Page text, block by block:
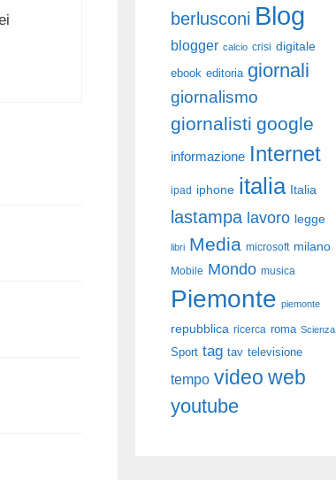
berlusconi Blog
blogger calcio crisi digitale
ebook editoria giornali
giornalismo
giornalisti google
informazione Internet
ipad iphone italia Italia
lastampa lavoro legge
libri Media microsoft milano
Mobile Mondo musica
Piemonte piemonte
repubblica ricerca roma Scienza
Sport tag tav televisione
tempo video web
youtube